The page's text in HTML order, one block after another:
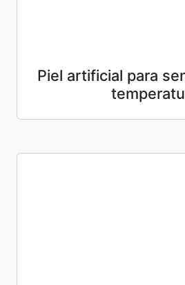
Piel artificial para